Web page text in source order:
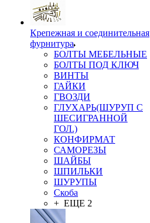
Крепежная и соединительная
фурнитура
БОЛТЫ МЕБЕЛЬНЫЕ
БОЛТЫ ПОД КЛЮЧ
ВИНТЫ
ГАЙКИ
ГВОЗДИ
ГЛУХАРЬ(ШУРУП С
ШЕСИГРАННОЙ
ГОЛ.)
КОНФИРМАТ
САМОРЕЗЫ
ШАЙБЫ
ШПИЛЬКИ
ШУРУПЫ
Скоба
+ ЕЩЕ 2